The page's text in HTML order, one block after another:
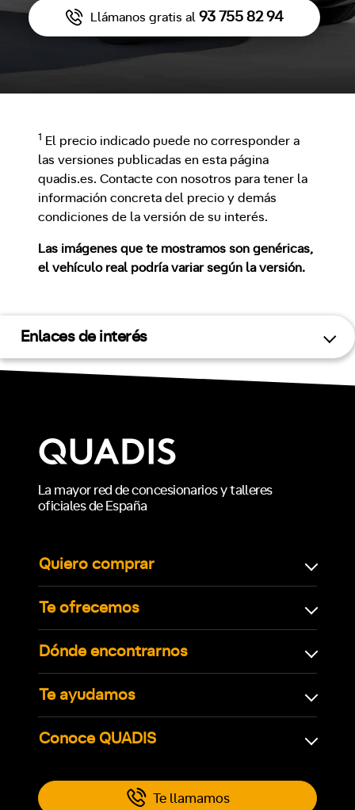
Llámanos gratis al 93 755 82 94
1
El precio indicado puede no corresponder a
las versiones publicadas en esta página
quadis.es. Contacte con nosotros para tener la
información concreta del precio y demás
condiciones de la versión de su interés.
Las imágenes que te mostramos son genéricas,
el vehículo real podría variar según la versión.
Enlaces de interés
La mayor red de concesionarios y talleres
oficiales de España
Quiero comprar
Te ofrecemos
Dónde encontrarnos
Te ayudamos
Conoce QUADIS
Te llamamos